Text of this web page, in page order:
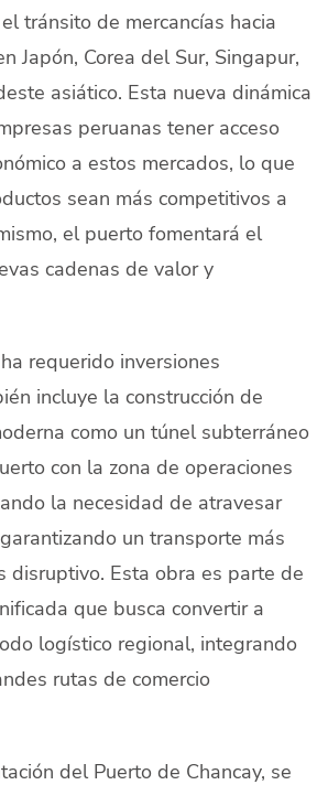
tránsito de mercancías hacia
Japón, Corea del Sur, Singapur,
asiático. Esta nueva dinámica
peruanas tener acceso
a estos mercados, lo que
sean más competitivos a
el puerto fomentará el
cadenas de valor y
requerido inversiones
incluye la construcción de
como un túnel subterráneo
con la zona de operaciones
la necesidad de atravesar
un transporte más
disruptivo. Esta obra es parte de
que busca convertir a
logístico regional, integrando
rutas de comercio
del Puerto de Chancay, se